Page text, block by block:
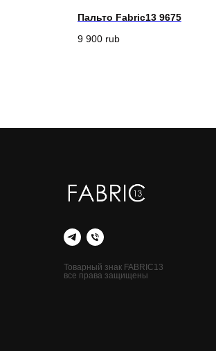
Пальто Fabric13 9675
9 900 rub
Товарный знак FABRIC13
все права защищены